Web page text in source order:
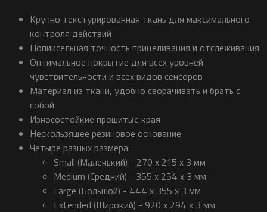
Крупно текстурированная ткань для максимального
контроля действий
Попиксельная точность прицеливания и отслеживания
Оптимальное покрытие для всех уровней
чувствительности и всех видов сенсоров
Материал из ткани, удобно сворачивать и брать с
собой
Износостойкие прошитые края
Нескользящее резиновое основание
Четыре разных размера:
Small (Маленький) - 270 x 215 x 3 мм
Medium (Средний) - 355 x 254 x 3 мм
Large (Большой) - 444 x 355 x 3 мм
Extended (Широкий) - 920 x 294 x 3 мм